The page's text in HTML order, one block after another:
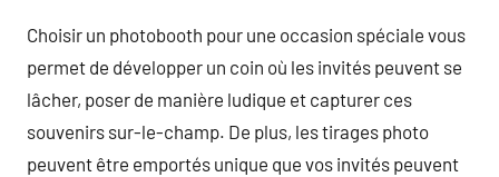
Choisir un photobooth pour une occasion spéciale vous
permet de développer un coin où les invités peuvent se
lâcher, poser de manière ludique et capturer ces
souvenirs sur-le-champ. De plus, les tirages photo
peuvent être emportés unique que vos invités peuvent